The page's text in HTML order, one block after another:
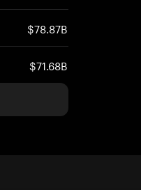
$78.87B
$71.68B